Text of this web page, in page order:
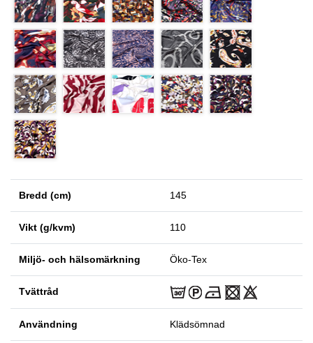
Bredd (cm) 145
Vikt (g/kvm) 110
Miljö- och hälsomärkning Öko-Tex
Tvättråd
Användning Klädsömnad